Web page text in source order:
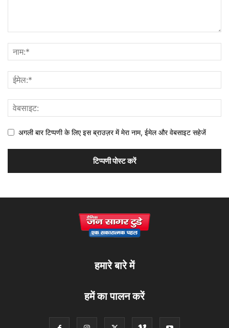
अगली बार टिप्पणी के लिए इस ब्राउज़र में मेरा नाम, ईमेल और वेबसाइट सहेजें
हमारे बारे में
हमें का पालन करें